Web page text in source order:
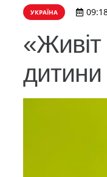
УКРАЇНА
«Живіт
дитини